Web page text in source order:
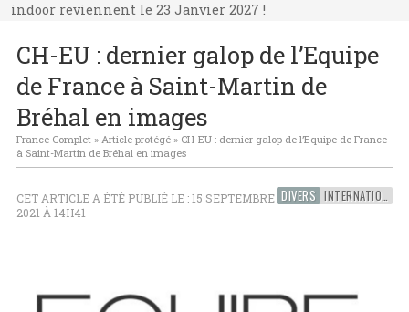
indoor reviennent le 23 Janvier 2027 !
indoor reviennent le 23 Janvier 2027 !
CH-EU : dernier galop de l’Equipe
de France à Saint-Martin de
Bréhal en images
France Complet» Article protégé» CH-EU : dernier galop de l’Equipe de France
à Saint-Martin de Bréhal en images
DIVERS INTERNATIONAL
CET ARTICLE A ÉTÉ PUBLIÉ LE : 15 SEPTEMBRE
2021 À 14H41